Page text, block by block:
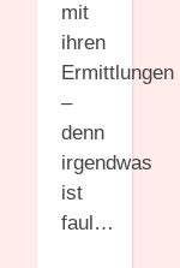
mit
ihren
Ermittlungen
–
denn
irgendwas
ist
faul…